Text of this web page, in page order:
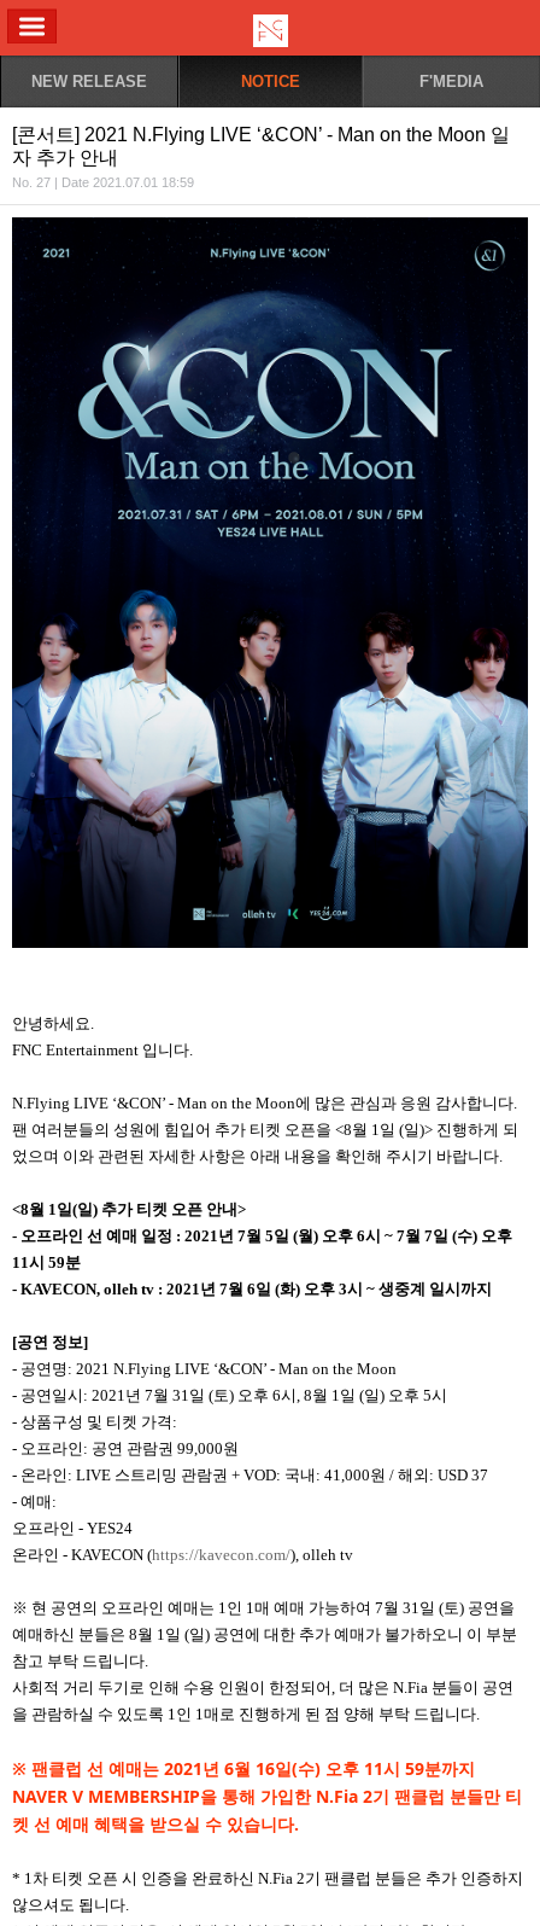
NEW RELEASE NOTICE F'MEDIA
[콘서트] 2021 N.Flying LIVE ‘&CON’ - Man on the Moon 일
자 추가 안내
No. 27 | Date 2021.07.01 18:59
안녕하세요.
FNC Entertainment 입니다.
N.Flying LIVE ‘&CON’ - Man on the Moon에 많은 관심과 응원 감사합니다.
팬 여러분들의 성원에 힘입어 추가 티켓 오픈을 <8월 1일 (일)> 진행하게 되
었으며 이와 관련된 자세한 사항은 아래 내용을 확인해 주시기 바랍니다.
<8월 1일(일) 추가 티켓 오픈 안내>
- 오프라인 선 예매 일정 : 2021년 7월 5일 (월) 오후 6시 ~ 7월 7일 (수) 오후
11시 59분
- KAVECON, olleh tv : 2021년 7월 6일 (화) 오후 3시 ~ 생중계 일시까지
[공연 정보]
- 공연명: 2021 N.Flying LIVE ‘&CON’ - Man on the Moon
- 공연일시: 2021년 7월 31일 (토) 오후 6시, 8월 1일 (일) 오후 5시
- 상품구성 및 티켓 가격:
- 오프라인: 공연 관람권 99,000원
- 온라인: LIVE 스트리밍 관람권 + VOD: 국내: 41,000원 / 해외: USD 37
- 예매:
오프라인 - YES24
온라인 - KAVECON (https://kavecon.com/), olleh tv
※ 현 공연의 오프라인 예매는 1인 1매 예매 가능하여 7월 31일 (토) 공연을
예매하신 분들은 8월 1일 (일) 공연에 대한 추가 예매가 불가하오니 이 부분
참고 부탁 드립니다.
사회적 거리 두기로 인해 수용 인원이 한정되어, 더 많은 N.Fia 분들이 공연
을 관람하실 수 있도록 1인 1매로 진행하게 된 점 양해 부탁 드립니다.
※ 팬클럽 선 예매는 2021년 6월 16일(수) 오후 11시 59분까지
NAVER V MEMBERSHIP을 통해 가입한 N.Fia 2기 팬클럽 분들만 티
켓 선 예매 혜택을 받으실 수 있습니다.
* 1차 티켓 오픈 시 인증을 완료하신 N.Fia 2기 팬클럽 분들은 추가 인증하지
않으셔도 됩니다.